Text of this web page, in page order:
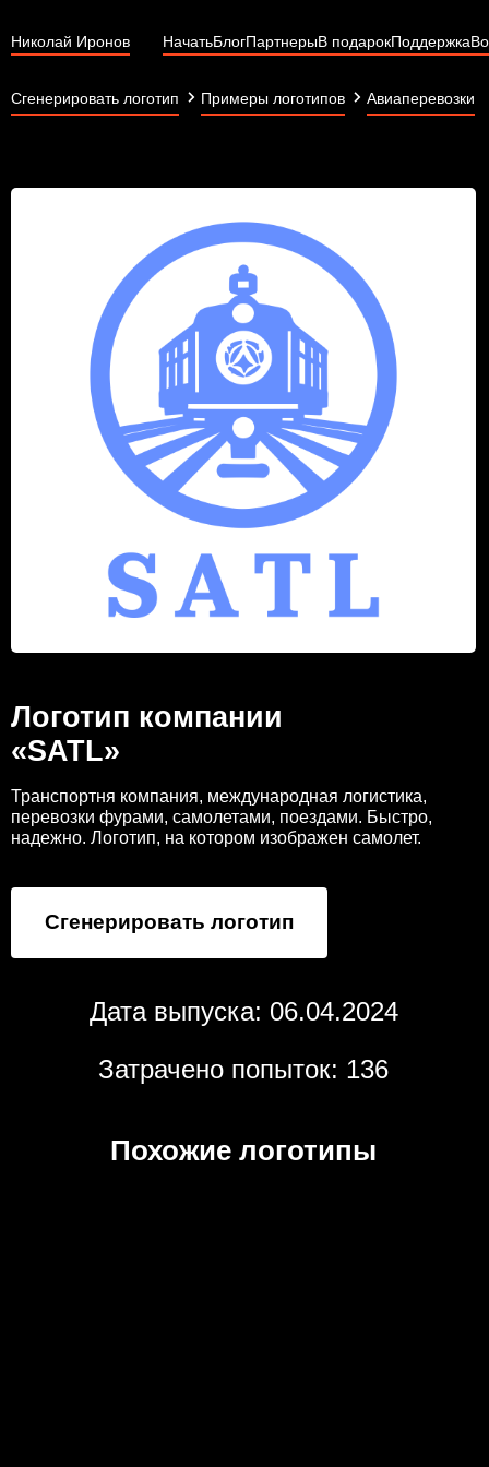
Николай Иронов НачатьБлогПартнерыВ подарокПоддержка
Сгенерировать логотип Примеры логотипов Авиаперевозки
Логотип компании
«SATL»
Транспортня компания, международная логистика,
перевозки фурами, самолетами, поездами. Быстро,
надежно. Логотип, на котором изображен самолет.
Сгенерировать логотип
Дата выпуска: 06.04.2024
Затрачено попыток: 136
Похожие логотипы